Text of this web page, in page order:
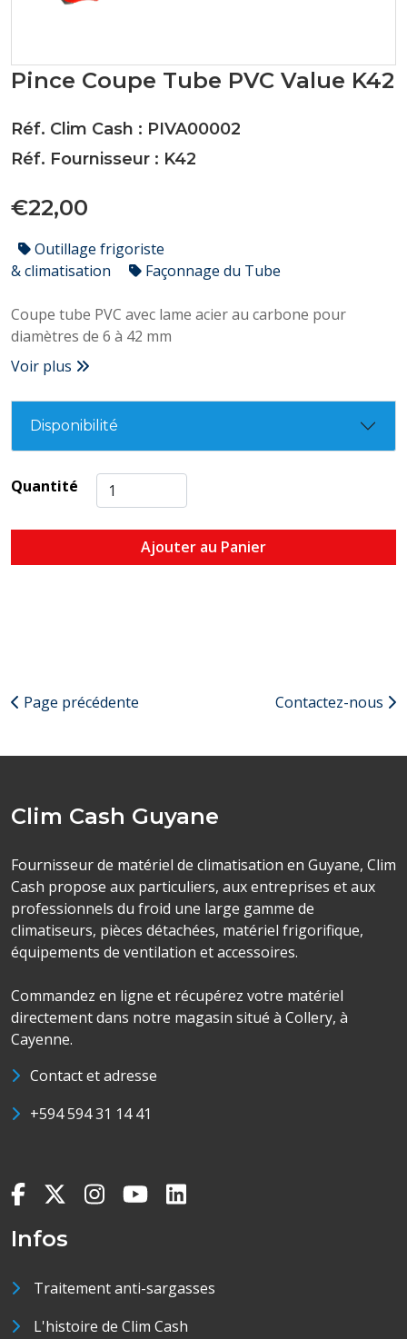
Pince Coupe Tube PVC Value K42
Réf. Clim Cash : PIVA00002
Réf. Fournisseur : K42
€22,00
Outillage frigoriste
& climatisation
Façonnage du Tube
Coupe tube PVC avec lame acier au carbone pour
diamètres de 6 à 42 mm
Voir plus
Disponibilité
Quantité
Ajouter au Panier
Page précédente Contactez-nous
Clim Cash Guyane
Fournisseur de matériel de climatisation en Guyane, Clim
Cash propose aux particuliers, aux entreprises et aux
professionnels du froid une large gamme de
climatiseurs, pièces détachées, matériel frigorifique,
équipements de ventilation et accessoires.
Commandez en ligne et récupérez votre matériel
directement dans notre magasin situé à Collery, à
Cayenne.
Contact et adresse
+594 594 31 14 41
Infos
Traitement anti-sargasses
L'histoire de Clim Cash